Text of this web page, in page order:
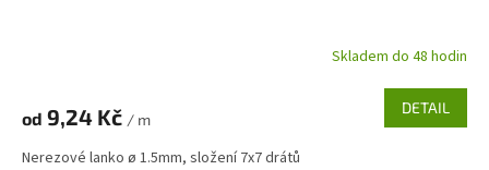
Skladem do 48 hodin
od 9,24 Kč / m
DETAIL
Nerezové lanko ø 1.5mm, složení 7x7 drátů